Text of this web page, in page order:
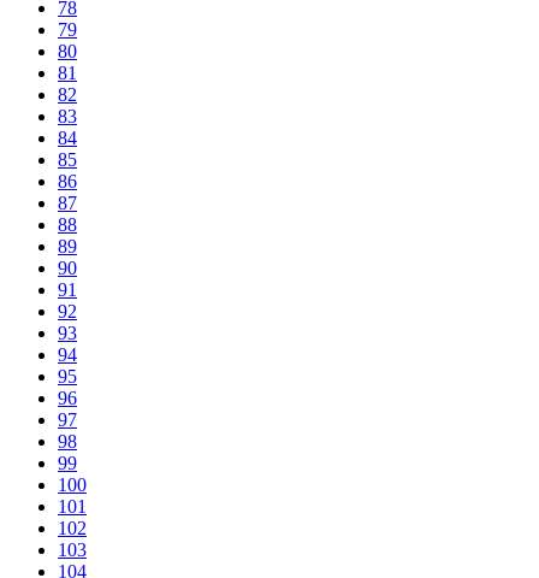
78
79
80
81
82
83
84
85
86
87
88
89
90
91
92
93
94
95
96
97
98
99
100
101
102
103
104